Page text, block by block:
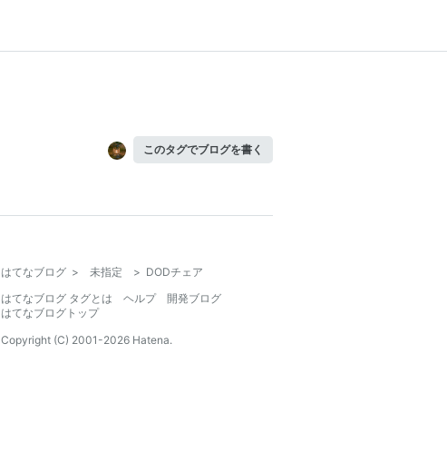
このタグでブログを書く
はてなブログ > 未指定 > DODチェア
はてなブログ タグとは
ヘルプ
開発ブログ
はてなブログトップ
Copyright (C) 2001-2026 Hatena.